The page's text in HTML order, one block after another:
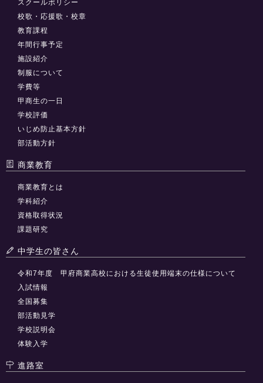
スクールポリシー
校歌・応援歌・校章
教育課程
年間行事予定
施設紹介
制服について
学費等
甲商生の一日
学校評価
いじめ防止基本方針
部活動方針
商業教育
商業教育とは
学科紹介
資格取得状況
課題研究
中学生の皆さん
令和7年度 甲府商業高校における生徒使用端末の仕様について
入試情報
全国募集
部活動見学
学校説明会
体験入学
進路室